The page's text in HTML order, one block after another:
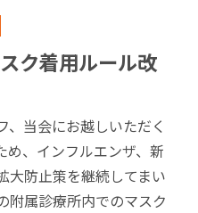
ク着用ルール改
、当会にお越しいただく
め、インフルエンザ、新
大防止策を継続してまい
附属診療所内でのマスク